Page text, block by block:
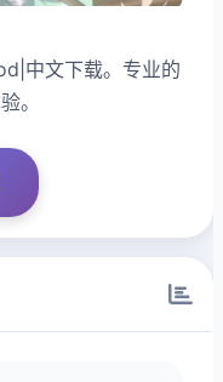
中文下载。专业的
。